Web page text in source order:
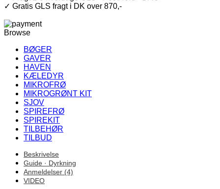
✓ Gratis GLS fragt i DK over 870,-
Browse
BØGER
GAVER
HAVEN
KÆLEDYR
MIKROFRØ
MIKROGRØNT KIT
SJOV
SPIREFRØ
SPIREKIT
TILBEHØR
TILBUD
Beskrivelse
Guide · Dyrkning
Anmeldelser (4)
VIDEO